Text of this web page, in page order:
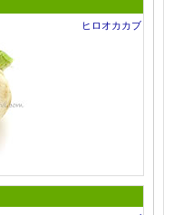
ヒロオカカブ